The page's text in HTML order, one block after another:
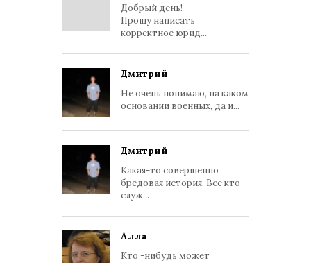
Добрый день!
Прошу написать
корректное юрид...
Дмитрий
Не очень понимаю, на каком
основании военных, да и...
Дмитрий
Какая-то совершенно
бредовая история. Все кто
служ...
Алла
Кто -нибудь может